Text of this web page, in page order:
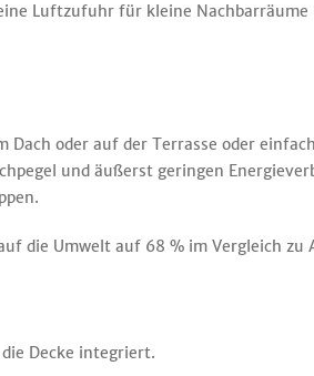
Luftzufuhr für kleine
oder auf der Terrasse oder
und äußerst geringen
die Umwelt auf 68 % im Vergleich zu
Decke integriert.